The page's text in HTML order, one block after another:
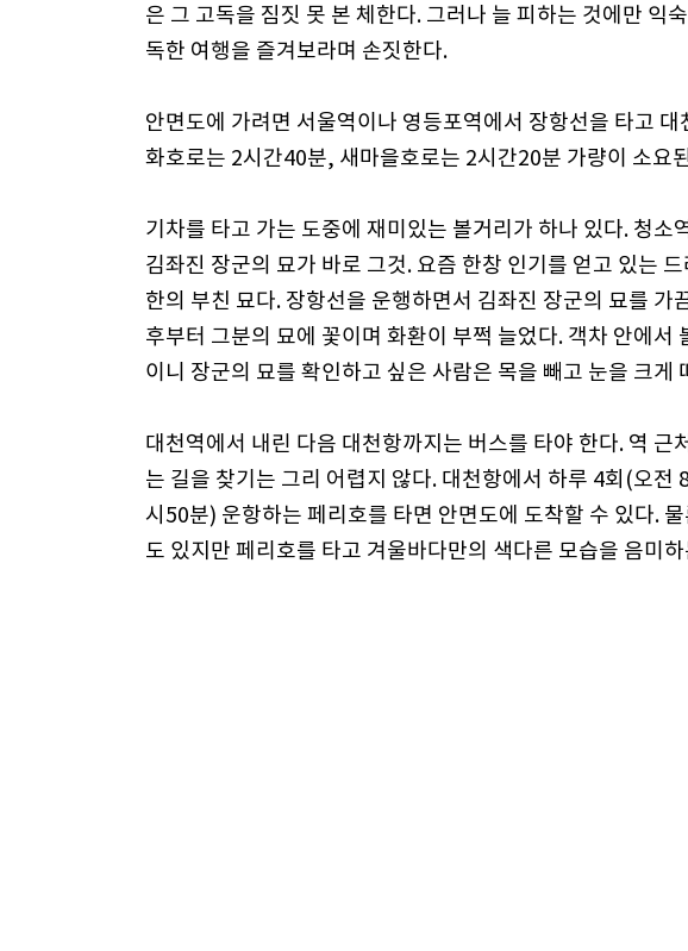
은 그 고독을 짐짓 못 본 체한다. 그러나 늘 피하는 것에만 익
독한 여행을 즐겨보라며 손짓한다.
안면도에 가려면 서울역이나 영등포역에서 장항선을 타고
화호로는 2시간40분, 새마을호로는 2시간20분 가량이 소요
기차를 타고 가는 도중에 재미있는 볼거리가 하나 있다. 청소
김좌진 장군의 묘가 바로 그것. 요즘 한창 인기를 얻고 있는
한의 부친 묘다. 장항선을 운행하면서 김좌진 장군의 묘를 가
후부터 그분의 묘에 꽃이며 화환이 부쩍 늘었다. 객차 안에서
이니 장군의 묘를 확인하고 싶은 사람은 목을 빼고 눈을 크게
대천역에서 내린 다음 대천항까지는 버스를 타야 한다. 역 근
는 길을 찾기는 그리 어렵지 않다. 대천항에서 하루 4회(오
시50분) 운항하는 페리호를 타면 안면도에 도착할 수 있다.
도 있지만 페리호를 타고 겨울바다만의 색다른 모습을 음미